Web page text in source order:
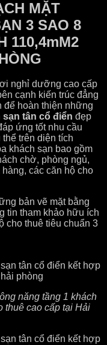
MẶT
3 SAO 8
110,4mM2
nghỉ dưỡng cao cấp
cạnh kiến trúc đẳng
hoàn thiện những
tân cổ điển đẹp
ứng tốt nhu cầu
trên diện tích
khách sạn bao gồm
chờ, phòng ngủ,
các căn hộ cho
bản vẽ mặt bằng
tin tham khảo hữu ích
cho thuê tiêu chuẩn 3
năng tầng 1 khách
thuê cao cấp tại Hải